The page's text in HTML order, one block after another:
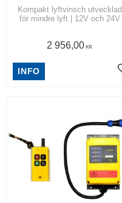
Kompakt lyftvinsch utvecklad
för mindre lyft | 12V och 24V
2 956,00 KR
INFO